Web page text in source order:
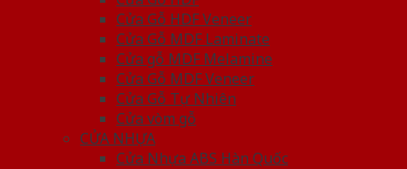
Cửa Gỗ HDF Veneer
Cửa Gỗ MDF Laminate
Cửa gỗ MDF Melamine
Cửa Gỗ MDF Veneer
Cửa Gỗ Tự Nhiên
Cửa vòm gỗ
CỬA NHỰA
Cửa Nhựa ABS Hàn Quốc